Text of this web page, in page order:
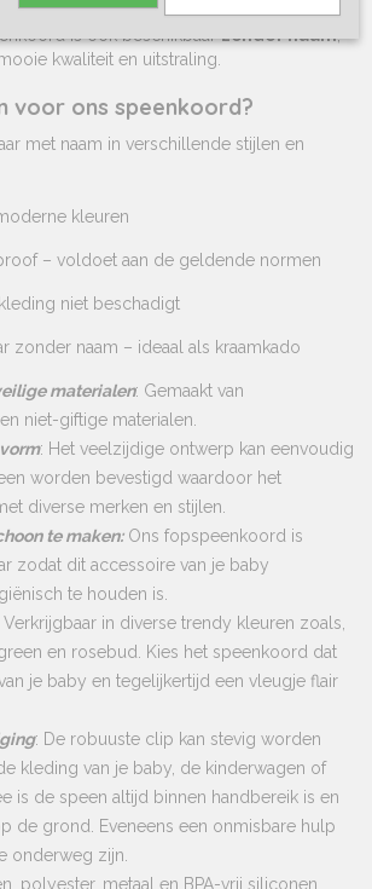
te doen zonder specifieke naam? Geen
is ook beschikbaarzonder naam,
kwaliteit en uitstraling.
voor ons speenkoord?
met naam in verschillende stijlen en
kleuren
– voldoet aan de geldende normen
niet beschadigt
zonder naam – ideaal als kraamkado
materialen: Gemaakt van
niet-giftige materialen.
: Het veelzijdige ontwerp kan eenvoudig
worden bevestigd waardoor het
diverse merken en stijlen.
te maken:Ons fopspeenkoord is
zodat dit accessoire van je baby
te houden is.
Verkrijgbaar in diverse trendy kleuren zoals,
en rosebud. Kies het speenkoord dat
je baby en tegelijkertijd een vleugje flair
: De robuuste clip kan stevig worden
kleding van je baby, de kinderwagen of
is de speen altijd binnen handbereik is en
de grond. Eveneens een onmisbare hulp
onderweg zijn.
polyester, metaal en BPA-vrij siliconen.